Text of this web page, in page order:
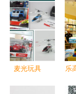
下的盲盒经
济热潮
城
麦光玩具
乐